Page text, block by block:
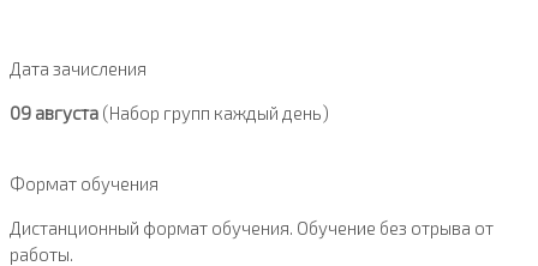
Дата зачисления
09 августа (Набор групп каждый день)
Формат обучения
Дистанционный формат обучения. Обучение без отрыва от
работы.